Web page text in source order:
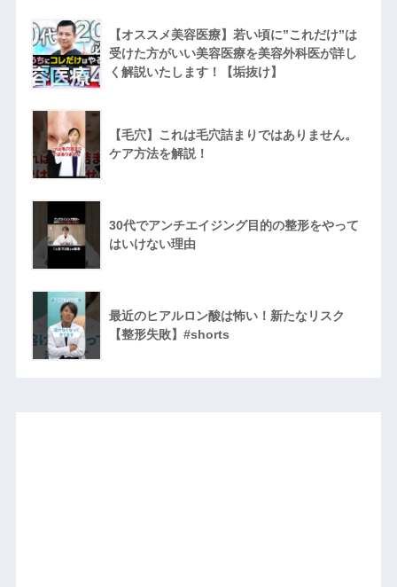
【オススメ美容医療】若い頃に”これだけ”は
受けた方がいい美容医療を美容外科医が詳し
く解説いたします！【垢抜け】
【毛穴】これは毛穴詰まりではありません。
ケア方法を解説！
30代でアンチエイジング目的の整形をやって
はいけない理由
最近のヒアルロン酸は怖い！新たなリスク
【整形失敗】#shorts